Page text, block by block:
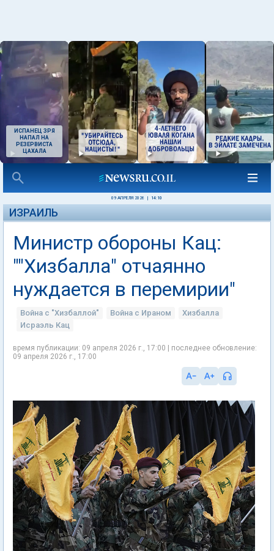
ИСПАНЕЦ ЗРЯ
НАПАЛ НА
РЕЗЕРВИСТА
ЦАХАЛА
09 АПРЕЛЯ 2026 14:10
ИЗРАИЛЬ
Министр обороны Кац:
""Хизбалла" отчаянно
нуждается в перемирии"
Война с "Хизбаллой" Война с Ираном
Хизбалла
Исраэль Кац
время публикации: 09 апреля 2026 г., 17:00 | последнее обновление:
09 апреля 2026 г., 17:00